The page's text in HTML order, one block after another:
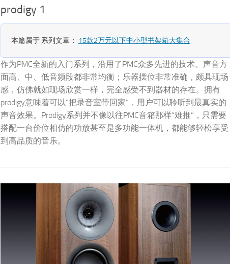
prodigy 1
本篇属于 系列文章： 15款2万元以下中小型书架箱大集合
作为PMC全新的入门系列，沿用了PMC众多先进的技术。声音方
面高、中、低音频段都非常均衡；乐器摆位非常准确，颇具现场
感，仿佛就如现场欣赏一样，完全感受不到器材的存在。拥有
prodigy意味着可以“把录音室带回家”，用户可以聆听到最真实的
声音效果。Prodigy系列并不像以往PMC音箱那样“难推”，只需要
搭配一台价位相仿的功放甚至是多功能一体机，都能够轻松享受
到高品质的音乐。